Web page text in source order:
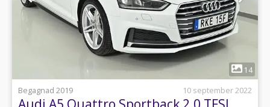
1
14
Begagnad 2019
10 september 2022